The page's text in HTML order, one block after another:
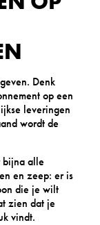
Denk
op een
leveringen
wordt de
bijna alle
en zeep: er is
die je wilt
zien dat je
vindt.